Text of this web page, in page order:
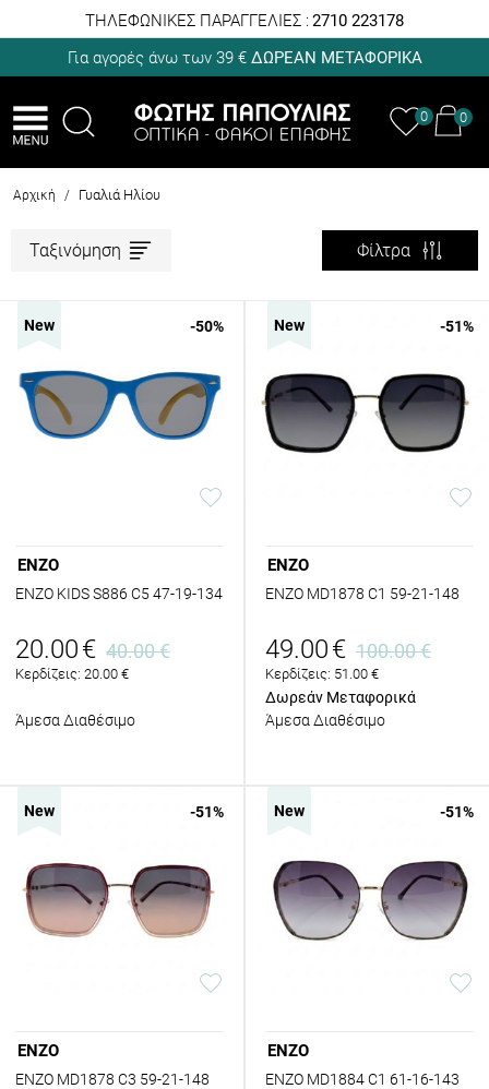
ΤΗΛΕΦΩΝΙΚΕΣ ΠΑΡΑΓΓΕΛΙΕΣ : 2710 223178
Για αγορές άνω των 39 € ΔΩΡΕΑΝ ΜΕΤΑΦΟΡΙΚΑ
0 0
Αρχική / Γυαλιά Ηλίου
Ταξινόμηση Φίλτρα
New -50%
ENZO
ENZO KIDS S886 C5 47-19-134
20.00€ 40.00€
Κερδίζεις: 20.00 €
Άμεσα Διαθέσιμο
New -51%
ENZO
ENZO MD1878 C1 59-21-148
49.00€ 100.00€
Κερδίζεις: 51.00 €
Δωρεάν Μεταφορικά
Άμεσα Διαθέσιμο
New -51%
ENZO
ENZO MD1878 C3 59-21-148
New -51%
ENZO
ENZO MD1884 C1 61-16-143